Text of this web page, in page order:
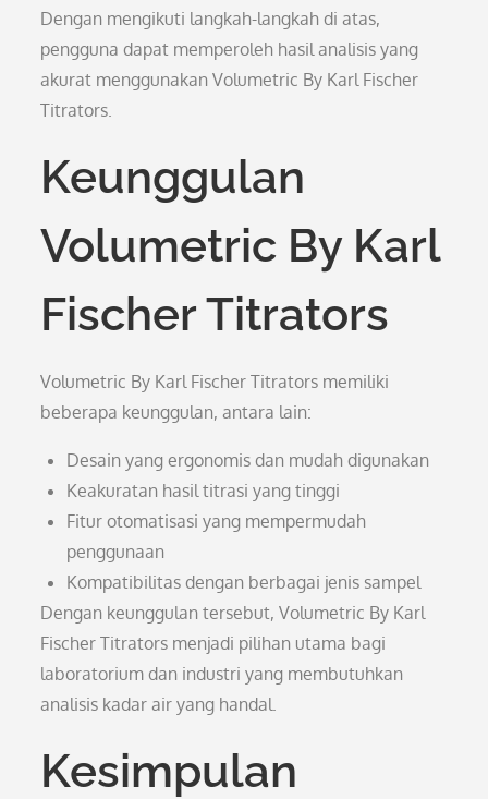
Dengan mengikuti langkah-langkah di atas,
pengguna dapat memperoleh hasil analisis yang
akurat menggunakan Volumetric By Karl Fischer
Titrators.
Keunggulan
Volumetric By Karl
Fischer Titrators
Volumetric By Karl Fischer Titrators memiliki
beberapa keunggulan, antara lain:
Desain yang ergonomis dan mudah digunakan
Keakuratan hasil titrasi yang tinggi
Fitur otomatisasi yang mempermudah
penggunaan
Kompatibilitas dengan berbagai jenis sampel
Dengan keunggulan tersebut, Volumetric By Karl
Fischer Titrators menjadi pilihan utama bagi
laboratorium dan industri yang membutuhkan
analisis kadar air yang handal.
Kesimpulan